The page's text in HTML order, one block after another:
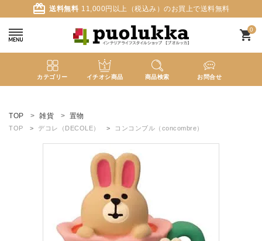
card_giftcard 送料無料 11,000円以上（税込み）のお買上で送料無料
0
shopping_cart
カテゴリー イチオシ商品 商品検索 お問合せ
ようこそ ゲスト 様
ログイン person 新規会員登録
TOP 雑貨 置物
TOP デコレ（DECOLE） コンコンブル（concombre）